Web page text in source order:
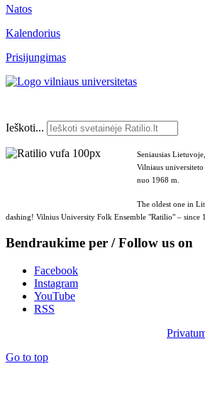
Natos
Kalendorius
Prisijungimas
Ieškoti...
Seniausias
Vilniaus
nuo 1968 m.
The oldest one in
dashing! Vilnius University Folk Ensemble "Ratilio" – since
Bendraukime per / Follow us on
Facebook
Instagram
YouTube
RSS
Go to top